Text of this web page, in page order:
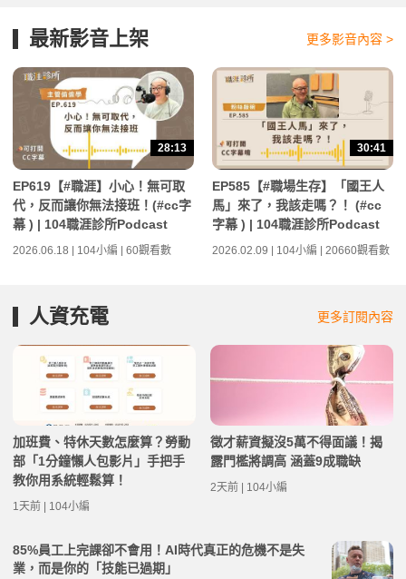
最新影音上架 更多影音內容 >
28:13
EP619【#職涯】小心！無可取
代，反而讓你無法接班！(#cc字
幕 ) | 104職涯診所Podcast
2026.06.18 | 104小編 | 60觀看數
30:41
EP585【#職場生存】「國王人
馬」來了，我該走嗎？！ (#cc
字幕 ) | 104職涯診所Podcast
2026.02.09 | 104小編 | 20660觀看數
人資充電 更多訂閱內容
加班費、特休天數怎麼算？勞動
部「1分鐘懶人包影片」手把手
教你用系統輕鬆算！
1天前 | 104小編
徵才薪資擬沒5萬不得面議！揭
露門檻將調高 涵蓋9成職缺
2天前 | 104小編
85%員工上完課卻不會用！AI時代真正的危機不是失
業，而是你的「技能已過期」